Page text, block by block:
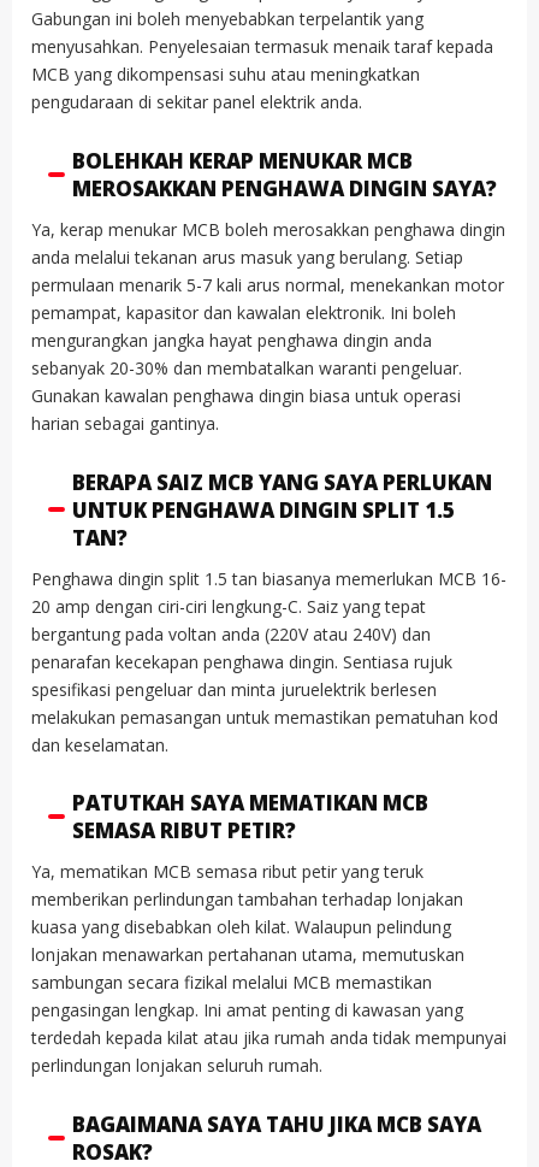
Gabungan ini boleh menyebabkan terpelantik yang
menyusahkan. Penyelesaian termasuk menaik taraf kepada
MCB yang dikompensasi suhu atau meningkatkan
pengudaraan di sekitar panel elektrik anda.
BOLEHKAH KERAP MENUKAR MCB
MEROSAKKAN PENGHAWA DINGIN SAYA?
Ya, kerap menukar MCB boleh merosakkan penghawa dingin
anda melalui tekanan arus masuk yang berulang. Setiap
permulaan menarik 5-7 kali arus normal, menekankan motor
pemampat, kapasitor dan kawalan elektronik. Ini boleh
mengurangkan jangka hayat penghawa dingin anda
sebanyak 20-30% dan membatalkan waranti pengeluar.
Gunakan kawalan penghawa dingin biasa untuk operasi
harian sebagai gantinya.
BERAPA SAIZ MCB YANG SAYA PERLUKAN
UNTUK PENGHAWA DINGIN SPLIT 1.5
TAN?
Penghawa dingin split 1.5 tan biasanya memerlukan MCB 16-
20 amp dengan ciri-ciri lengkung-C. Saiz yang tepat
bergantung pada voltan anda (220V atau 240V) dan
penarafan kecekapan penghawa dingin. Sentiasa rujuk
spesifikasi pengeluar dan minta juruelektrik berlesen
melakukan pemasangan untuk memastikan pematuhan kod
dan keselamatan.
PATUTKAH SAYA MEMATIKAN MCB
SEMASA RIBUT PETIR?
Ya, mematikan MCB semasa ribut petir yang teruk
memberikan perlindungan tambahan terhadap lonjakan
kuasa yang disebabkan oleh kilat. Walaupun pelindung
lonjakan menawarkan pertahanan utama, memutuskan
sambungan secara fizikal melalui MCB memastikan
pengasingan lengkap. Ini amat penting di kawasan yang
terdedah kepada kilat atau jika rumah anda tidak mempunyai
perlindungan lonjakan seluruh rumah.
BAGAIMANA SAYA TAHU JIKA MCB SAYA
ROSAK?